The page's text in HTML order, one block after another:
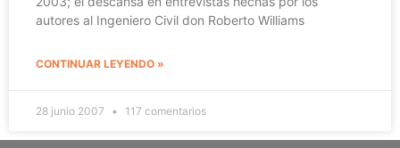
autores al Ingeniero Civil don Roberto Williams
CONTINUAR LEYENDO »
28 junio 2007 117 comentarios